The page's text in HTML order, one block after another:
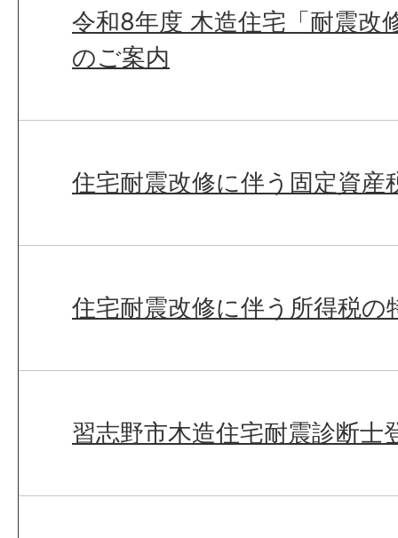
令和8年度 木造住宅「耐震改
のご案内
住宅耐震改修に伴う固定資産
住宅耐震改修に伴う所得税の
習志野市木造住宅耐震診断士